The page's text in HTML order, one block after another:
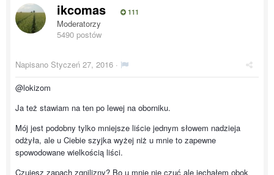
ikcomas 111
Moderatorzy
5490 postów
Napisano Styczeń 27, 2016 ·
@lokizom
Ja też stawiam na ten po lewej na oborniku.
Mój jest podobny tylko mniejsze liście jednym słowem nadzieja
odżyła, ale u Ciebie szyjka wyżej niż u mnie to zapewne
spowodowane wielkością liści.
Czujesz zapach zgnilizny? Bo u mnie nie czuć ale jechałem obok